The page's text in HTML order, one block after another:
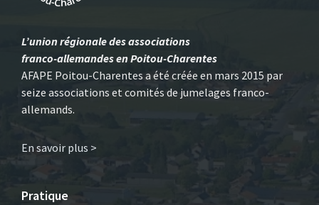
L’union régionale des associations
franco-allemandes en Poitou-Charentes
AFAPE Poitou-Charentes a été créée en mars 2015 par
seize associations et comités de jumelages franco-
allemands.
En savoir plus >
Pratique